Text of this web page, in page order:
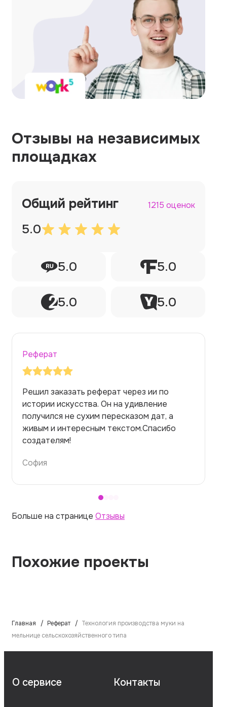
Отзывы на независимых
площадках
Общий рейтинг 1215 оценок
5.0
5.0 5.0
5.0 5.0
Реферат
Заказывала реферат с помощью нейросети
на медицинскую тему. Ожидала худшего,
но справилась. Термины использовала
правильно. Для быстрого ознакомления с
темой — идеально.
Алина
Больше на странице Отзывы
Похожие проекты
Главная Реферат
Технология производства муки на
мельнице сельскохозяйственного типа
О сервисе Контакты